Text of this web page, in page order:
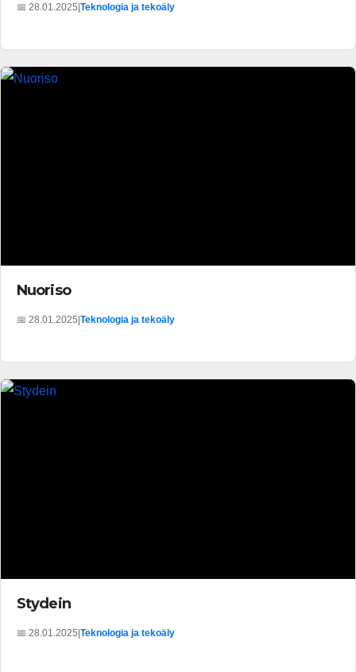
📅 28.01.2025|Teknologia ja tekoäly
Nuoriso
📅 28.01.2025 Teknologia ja tekoäly
Stydein
📅 28.01.2025 Teknologia ja tekoäly